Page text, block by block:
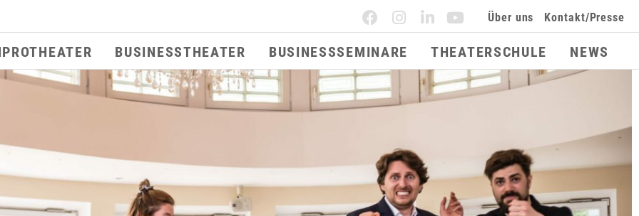
Über uns Kontakt/Presse
BUSINESSTHEATER BUSINESSSEMINARE THEATERSCHULE NEWS